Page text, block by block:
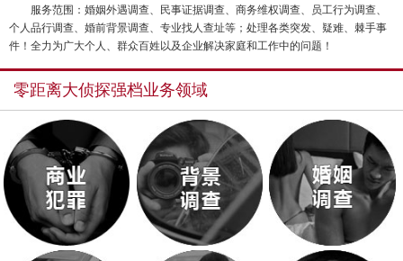
服务范围：婚姻外遇调查、民事证据调查、商务维权调查、员工行为调查、
个人品行调查、婚前背景调查、专业找人查址等；处理各类突发、疑难、棘手事
件！全力为广大个人、群众百姓以及企业解决家庭和工作中的问题！
零距离大侦探强档业务领域